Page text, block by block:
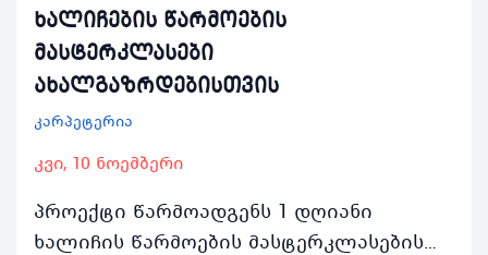
ხალიჩების წარმოების
მასტერკლასები
ახალგაზრდებისთვის
კარპეტერია
კვი, 10 ნოემბერი
პროექტი წარმოადგენს 1 დღიანი
ხალიჩის წარმოების მასტერკლასების